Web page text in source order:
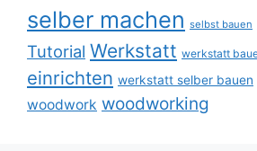
selber machen selbst bauen
Tutorial Werkstatt werkstatt
einrichten werkstatt selber bauen
woodwork woodworking